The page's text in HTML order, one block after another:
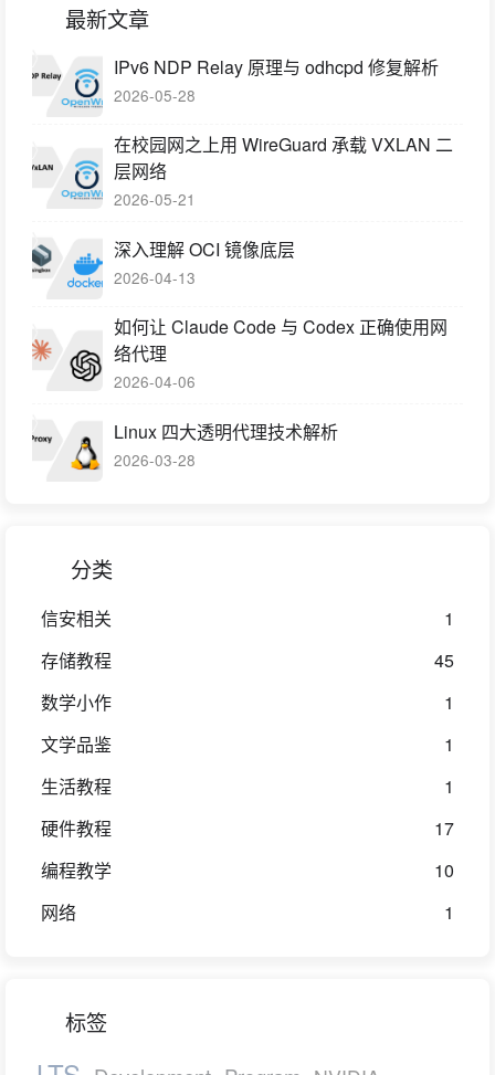
最新文章
IPv6 NDP Relay 原理与 odhcpd 修复解析
2026-05-28
在校园网之上用 WireGuard 承载 VXLAN 二
层网络
2026-05-21
深入理解 OCI 镜像底层
2026-04-13
如何让 Claude Code 与 Codex 正确使用网
络代理
2026-04-06
Linux 四大透明代理技术解析
2026-03-28
分类
信安相关
1
存储教程
45
数学小作
1
文学品鉴
1
生活教程
1
硬件教程
17
编程教学
10
网络
1
标签